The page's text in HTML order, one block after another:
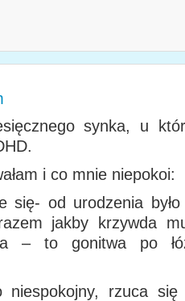
synka, u
i co mnie niepokoi:
się- od urodzenia
jakby krzywda
– to gonitwa po
rzuca się